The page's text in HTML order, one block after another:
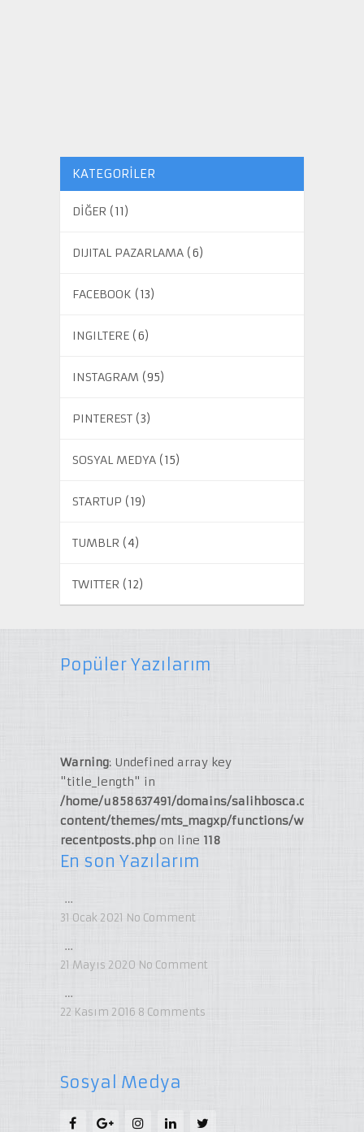
KATEGORILER
DİĞER (11)
DIJITAL PAZARLAMA(6)
FACEBOOK (13)
INGILTERE(6)
INSTAGRAM (95)
PINTEREST(3)
SOSYAL MEDYA(15)
STARTUP (19)
TUMBLR (4)
TWITTER (12)
Popüler Yazılarım
Warning: Undefined array key
"title_length" in
/home/u858637491/domains/salihbosca.com/
content/themes/mts_magxp/functions/widget-
recentposts.phpon line 118
En son Yazılarım
…
31 Ocak 2021 No Comment
…
21 Mayıs 2020 No Comment
…
22 Kasım 2016 8 Comments
Sosyal Medya